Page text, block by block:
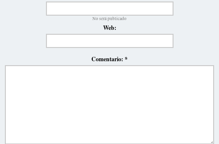
No será publicado
Web:
Comentario: *